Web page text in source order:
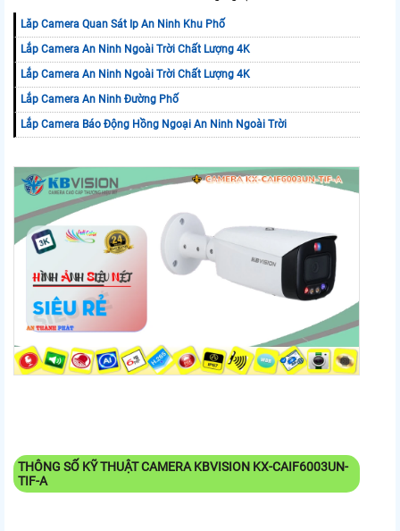
Lăp Camera Quan Sát Ip An Ninh Khu Phố
Lắp Camera An Ninh Ngoài Trời Chất Lượng 4K
Lắp Camera An Ninh Ngoài Trời Chất Lượng 4K
Lắp Camera An Ninh Đường Phố
Lắp Camera Báo Động Hồng Ngoại An Ninh Ngoài Trời
THÔNG SỐ KỸ THUẬT CAMERA KBVISION KX-CAIF6003UN-
TIF-A